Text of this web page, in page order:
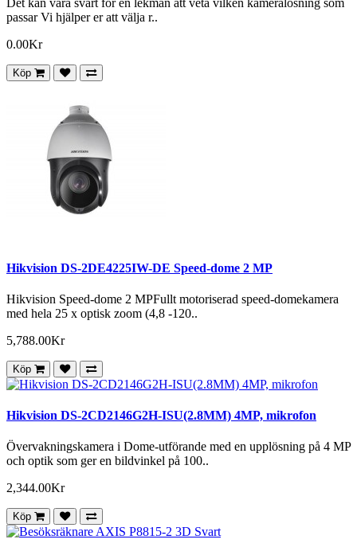
Det kan vara svårt för en lekman att veta vilken kameralösning som
passar Vi hjälper er att välja r..
0.00Kr
Köp
Hikvision DS-2DE4225IW-DE Speed-dome 2 MP
Hikvision Speed-dome 2 MPFullt motoriserad speed-domekamera
med hela 25 x optisk zoom (4,8 -120..
5,788.00Kr
Köp
Hikvision DS-2CD2146G2H-ISU(2.8MM) 4MP, mikrofon
Övervakningskamera i Dome-utförande med en upplösning på 4 MP
och optik som ger en bildvinkel på 100..
2,344.00Kr
Köp